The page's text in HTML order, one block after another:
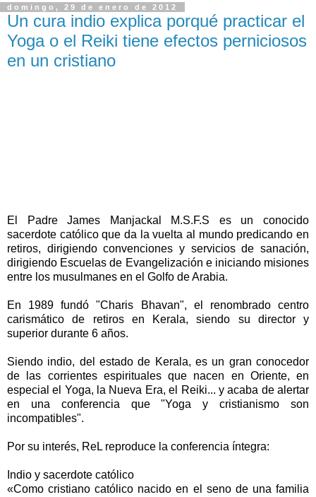
domingo, 29 de enero de 2012
Un cura indio explica porqué practicar el
Yoga o el Reiki tiene efectos perniciosos
en un cristiano
El Padre James Manjackal M.S.F.S es un conocido
sacerdote católico que da la vuelta al mundo predicando en
retiros, dirigiendo convenciones y servicios de sanación,
dirigiendo Escuelas de Evangelización e iniciando misiones
entre los musulmanes en el Golfo de Arabia.
En 1989 fundó "Charis Bhavan", el renombrado centro
carismático de retiros en Kerala, siendo su director y
superior durante 6 años.
Siendo indio, del estado de Kerala, es un gran conocedor
de las corrientes espirituales que nacen en Oriente, en
especial el Yoga, la Nueva Era, el Reiki... y acaba de alertar
en una conferencia que "Yoga y cristianismo son
incompatibles".
Por su interés, ReL reproduce la conferencia íntegra:
Indio y sacerdote católico
«Como cristiano católico nacido en el seno de una familia